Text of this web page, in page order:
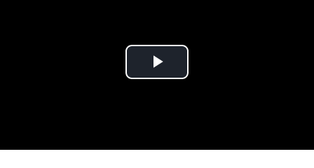
Play